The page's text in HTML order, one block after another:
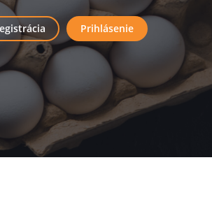
Prihlásenie